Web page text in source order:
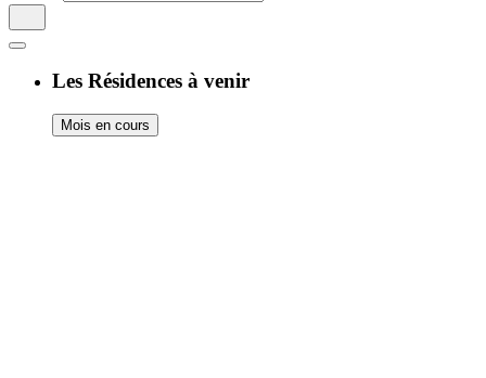
Les Résidences à venir
Mois en cours